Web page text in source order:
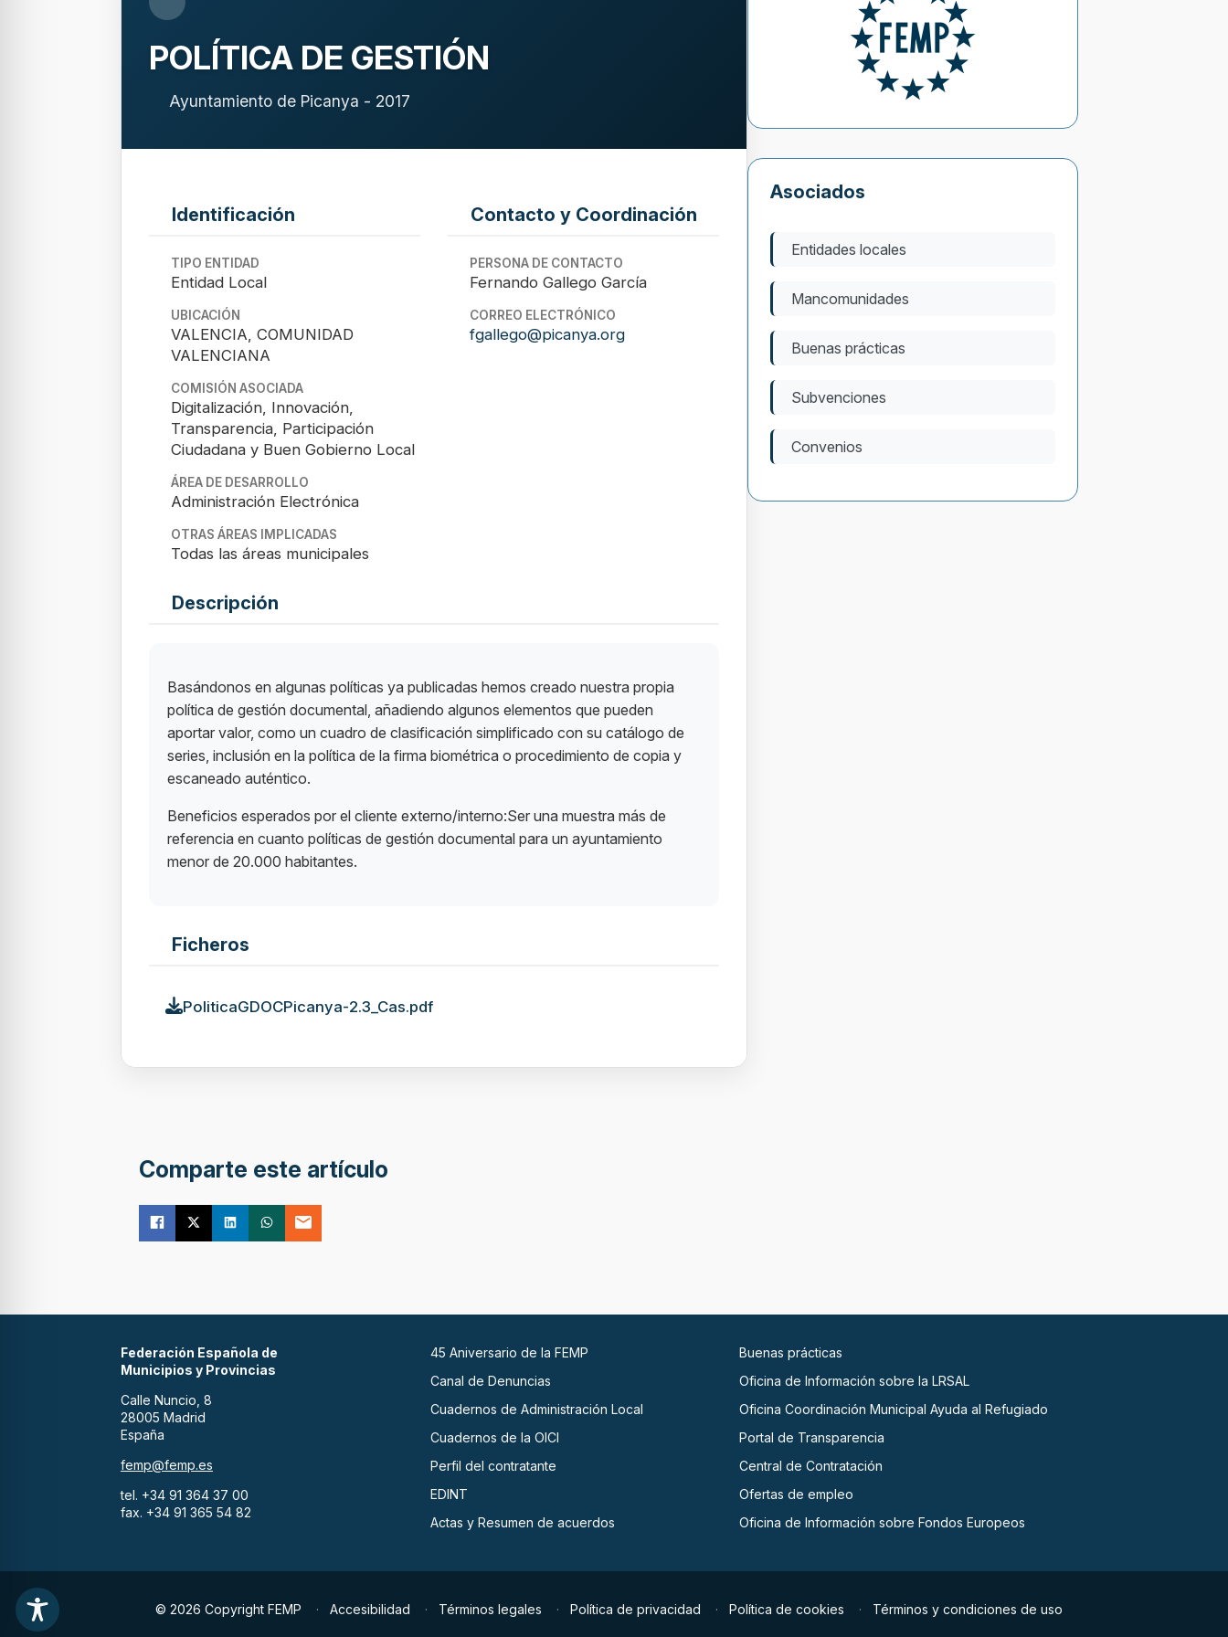
POLÍTICA DE GESTIÓN
Ayuntamiento de Picanya - 2017
Identificación
TIPO ENTIDAD
Entidad Local
UBICACIÓN
VALENCIA, COMUNIDAD
VALENCIANA
COMISIÓN ASOCIADA
Digitalización, Innovación,
Transparencia, Participación
Ciudadana y Buen Gobierno Local
ÁREA DE DESARROLLO
Administración Electrónica
OTRAS ÁREAS IMPLICADAS
Todas las áreas municipales
Contacto y Coordinación
PERSONA DE CONTACTO
Fernando Gallego García
CORREO ELECTRÓNICO
fgallego@picanya.org
Descripción
Basándonos en algunas políticas ya publicadas hemos creado nuestra propia
política de gestión documental, añadiendo algunos elementos que pueden
aportar valor, como un cuadro de clasificación simplificado con su catálogo de
series, inclusión en la política de la firma biométrica o procedimiento de copia y
escaneado auténtico.
Beneficios esperados por el cliente externo/interno:Ser una muestra más de
referencia en cuanto políticas de gestión documental para un ayuntamiento
menor de 20.000 habitantes.
Ficheros
PoliticaGDOCPicanya-2.3_Cas.pdf
Asociados
Entidades locales
Mancomunidades
Buenas prácticas
Subvenciones
Convenios
Comparte este artículo
Federación Española de
Municipios y Provincias
Calle Nuncio, 8
28005 Madrid
España
femp@femp.es
tel. +34 91 364 37 00
fax. +34 91 365 54 82
45 Aniversario de la FEMP
Canal de Denuncias
Cuadernos de Administración Local
Cuadernos de la OICI
Perfil del contratante
EDINT
Actas y Resumen de acuerdos
Buenas prácticas
Oficina de Información sobre la LRSAL
Oficina Coordinación Municipal Ayuda al Refugiado
Portal de Transparencia
Central de Contratación
Ofertas de empleo
Oficina de Información sobre Fondos Europeos
© 2026 Copyright FEMP Accesibilidad Términos legales Política de privacidad Política de cookies Términos y condiciones de uso